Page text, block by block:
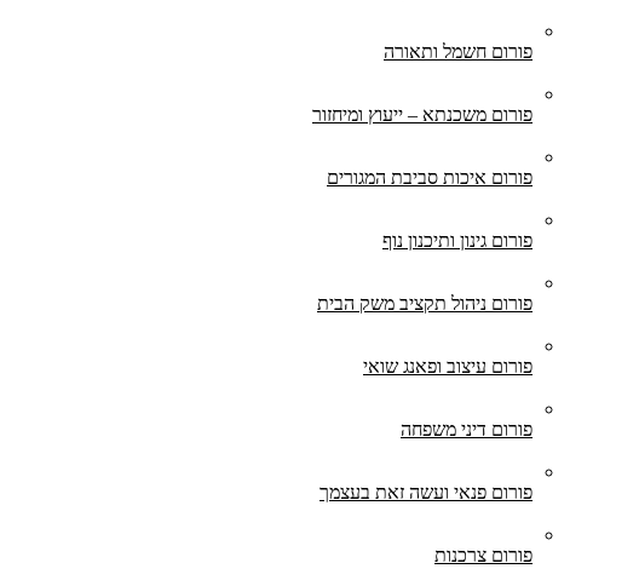
פורום חשמל ותאורה
פורום משכנתא – ייעוץ ומיחזור
פורום איכות סביבת המגורים
פורום גינון ותיכנון נוף
פורום ניהול תקציב משק הבית
פורום עיצוב ופאנג שואי
פורום דיני משפחה
פורום פנאי ועשה זאת בעצמך
פורום צרכנות